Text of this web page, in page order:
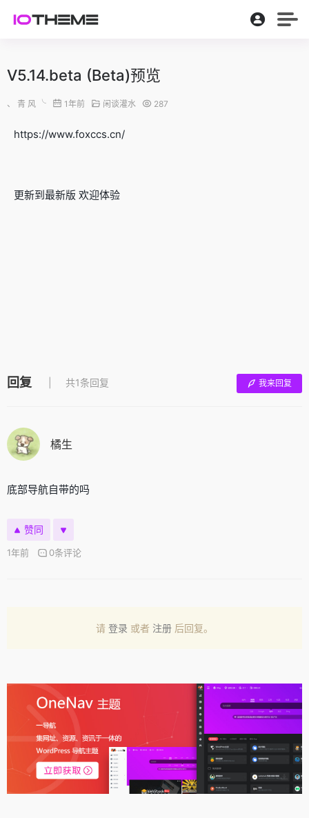
V5.14.beta (Beta)预览
、 青 风 ╰ 1年前 闲谈灌水 287
https://www.foxccs.cn/
更新到最新版 欢迎体验
回复 共1条回复 我来回复
橘生
底部导航自带的吗
赞同
1年前 0条评论
请 登录 或者 注册 后回复。